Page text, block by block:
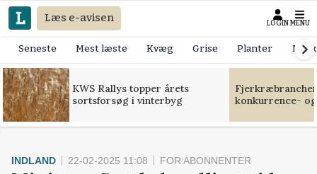
Læs e-avisen LOGIN MENU
Seneste Mest læste Kvæg Grise Planter
KWS Rallys topper årets
sortsforsøg i vinterbyg
konkurrence-
INDLAND 22-02-2025 11:08 FOR ABONNENTER